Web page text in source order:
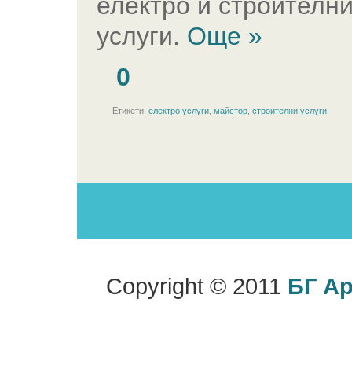
услуги. Още »
0
Етикети: електро услуги майстор строителни услуги
Copyright © 2011 БГ